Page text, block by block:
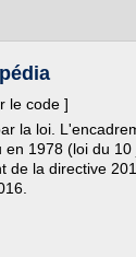
le code ]
la loi.
1978 (loi du
de la directive